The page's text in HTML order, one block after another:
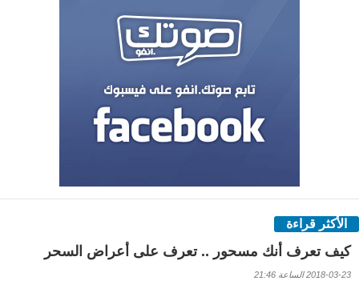
الأكثر قراءة
كيف تعرف أنك مسحور .. تعرف على أعراض السحر
2018-03-23 الساعة 21:46